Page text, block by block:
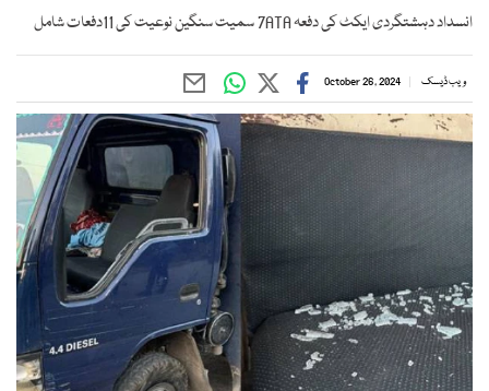
انسداد دہشتگردی ایکٹ کی دفعہ 7ATA سمیت سنگین نوعیت کی 11دفعات شامل
ویب ڈیسک October 26, 2024